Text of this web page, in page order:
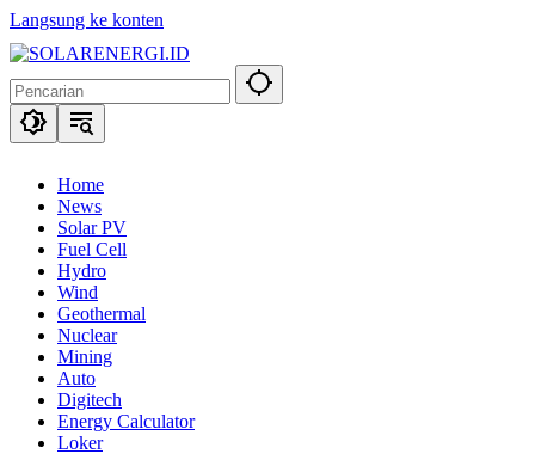
Langsung ke konten
Home
News
Solar PV
Fuel Cell
Hydro
Wind
Geothermal
Nuclear
Mining
Auto
Digitech
Energy Calculator
Loker